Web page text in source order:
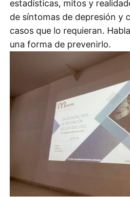
estadísticas, mitos y
de síntomas de depresión y
casos que lo requieran.
una forma de prevenirlo.